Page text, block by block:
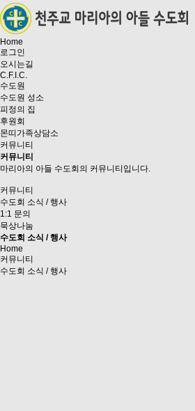
Home
로그인
오시는길
C.F.I.C.
수도원
수도원 성소
피정의 집
후원회
몬띠가족상담소
커뮤니티
커뮤니티
마리아의 아들 수도회의 커뮤니티입니다.
커뮤니티
수도회 소식 / 행사
1:1 문의
묵상나눔
수도회 소식 / 행사
Home
커뮤니티
수도회 소식 / 행사